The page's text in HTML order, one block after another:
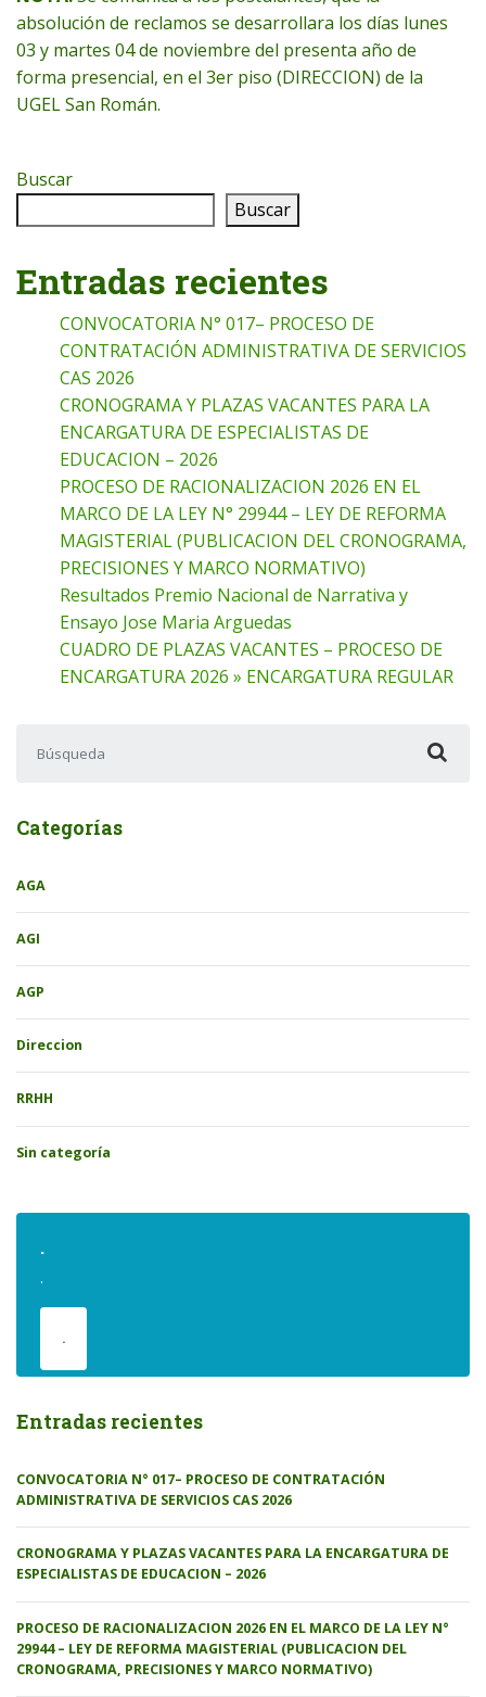
absolución de reclamos se desarrollara los días lunes
03 y martes 04 de noviembre del presenta año de
forma presencial, en el 3er piso (DIRECCION) de la
UGEL San Román.
Buscar
Buscar
Entradas recientes
CONVOCATORIA N° 017– PROCESO DE
CONTRATACIÓN ADMINISTRATIVA DE SERVICIOS
CAS 2026
CRONOGRAMA Y PLAZAS VACANTES PARA LA
ENCARGATURA DE ESPECIALISTAS DE
EDUCACION – 2026
PROCESO DE RACIONALIZACION 2026 EN EL
MARCO DE LA LEY N° 29944 – LEY DE REFORMA
MAGISTERIAL (PUBLICACION DEL CRONOGRAMA,
PRECISIONES Y MARCO NORMATIVO)
Resultados Premio Nacional de Narrativa y
Ensayo Jose Maria Arguedas
CUADRO DE PLAZAS VACANTES – PROCESO DE
ENCARGATURA 2026 » ENCARGATURA REGULAR
Categorías
AGA
AGI
AGP
Direccion
RRHH
Sin categoría
.
.
.
Entradas recientes
CONVOCATORIA N° 017– PROCESO DE CONTRATACIÓN
ADMINISTRATIVA DE SERVICIOS CAS 2026
CRONOGRAMA Y PLAZAS VACANTES PARA LA ENCARGATURA DE
ESPECIALISTAS DE EDUCACION – 2026
PROCESO DE RACIONALIZACION 2026 EN EL MARCO DE LA LEY N°
29944 – LEY DE REFORMA MAGISTERIAL (PUBLICACION DEL
CRONOGRAMA, PRECISIONES Y MARCO NORMATIVO)